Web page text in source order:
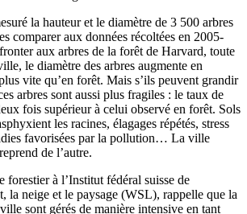
la hauteur et le diamètre de 3 500 arbres
comparer aux données récoltées en 2005-
aux arbres de la forêt de Harvard, toute
le diamètre des arbres augmente en
vite qu’en forêt. Mais s’ils peuvent grandir
arbres sont aussi plus fragiles : le taux de
fois supérieur à celui observé en forêt. Sols
les racines, élagages répétés, stress
favorisées par la pollution… La ville
de l’autre.
forestier à l’Institut fédéral suisse de
la neige et le paysage (WSL), rappelle que la
sont gérés de manière intensive en tant